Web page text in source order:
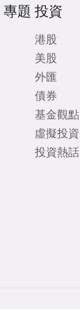
專題 投資
港股
美股
外匯
債券
基金觀點
虛擬投資
投資熱話